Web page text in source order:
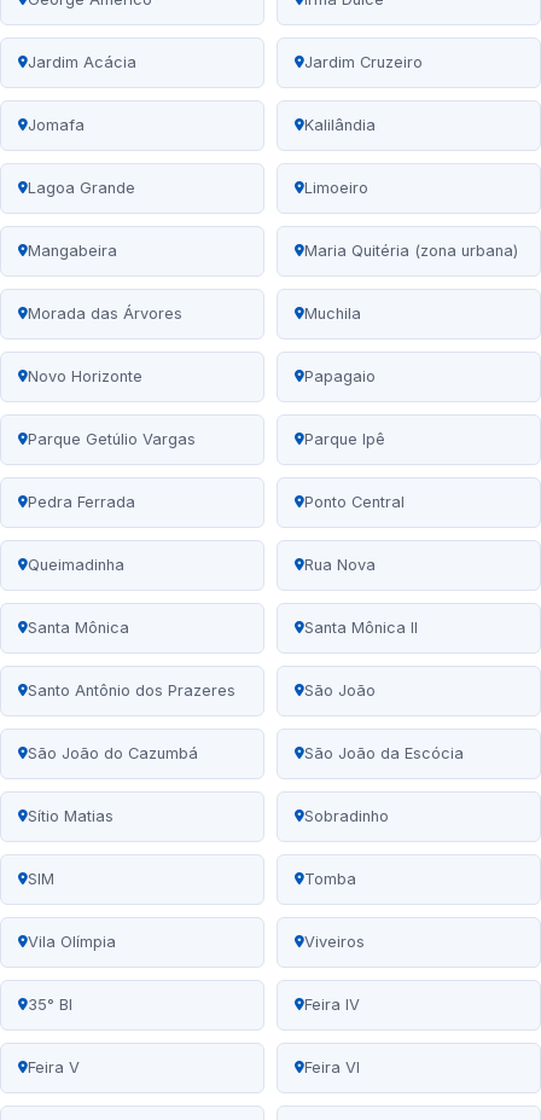
Jardim Acácia Jardim Cruzeiro
Jomafa Kalilândia
Lagoa Grande Limoeiro
Mangabeira Maria Quitéria (zona urbana)
Morada das Árvores Muchila
Novo Horizonte Papagaio
Parque Getúlio Vargas Parque Ipê
Pedra Ferrada Ponto Central
Queimadinha Rua Nova
Santa Mônica Santa Mônica II
Santo Antônio dos Prazeres São João
São João do Cazumbá São João da Escócia
Sítio Matias Sobradinho
SIM Tomba
Vila Olímpia Viveiros
35° BI Feira IV
Feira V Feira VI